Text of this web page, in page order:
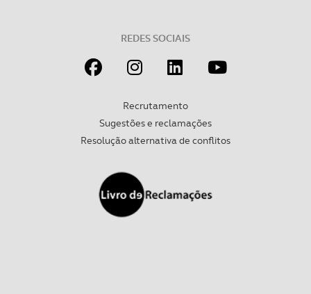
REDES SOCIAIS
Recrutamento
Sugestões e reclamações
Resolução alternativa de conflitos